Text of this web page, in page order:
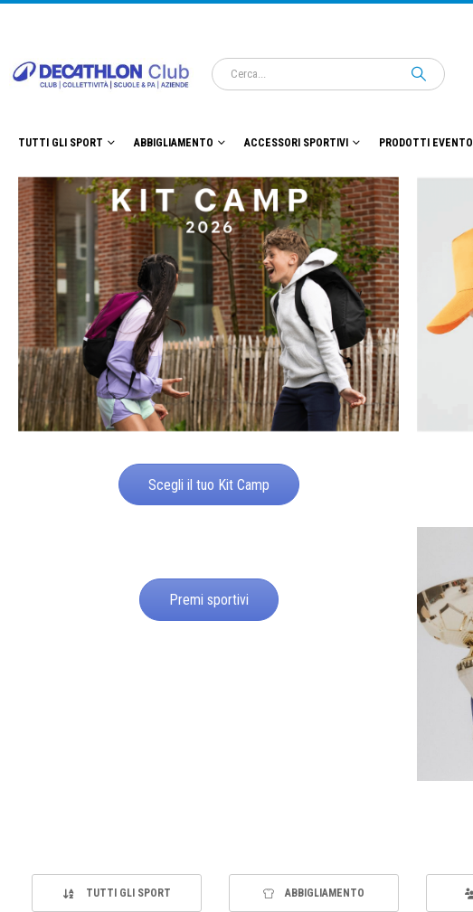
TUTTI GLI SPORT ABBIGLIAMENTO ACCESSORI SPORTIVI PRODOTTI EVENTO
Scegli il tuo Kit Camp
Premi sportivi
TUTTI GLI SPORT ABBIGLIAMENTO